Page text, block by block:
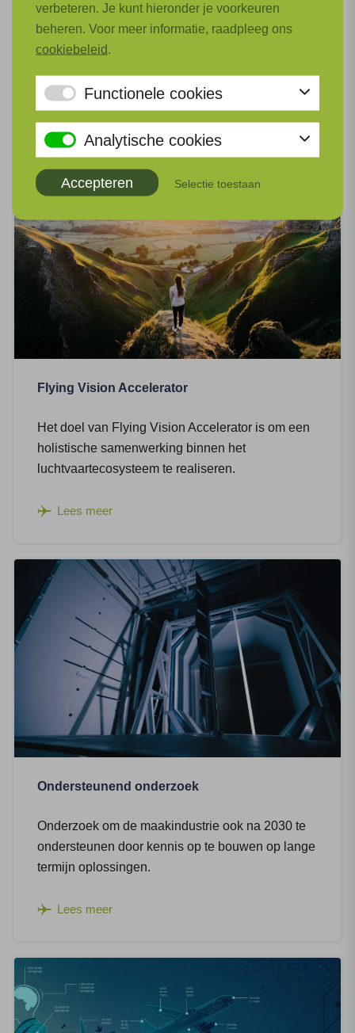
Voor H2-elektrische aandrijflijnen in vliegtuigen
met lage emissie zijn nieuwe koelsystemen en
Lees meer
Flying Vision Accelerator
Het doel van Flying Vision Accelerator is om een
holistische samenwerking binnen het
luchtvaartecosysteem te realiseren.
Lees meer
Ondersteunend onderzoek
Onderzoek om de maakindustrie ook na 2030 te
ondersteunen door kennis op te bouwen op lange
termijn oplossingen.
Lees meer
verbeteren. Je kunt hieronder je voorkeuren
beheren. Voor meer informatie, raadpleeg ons
cookiebeleid.
Functionele cookies
Analytische cookies
Accepteren Selectie toestaan